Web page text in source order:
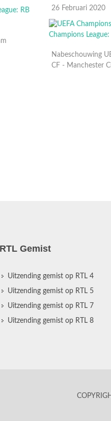
26 Februari 2020
Nabeschouwing
CF - Manchester
RTL Gemist
Uitzending gemist op RTL 4
Uitzending gemist op RTL 5
Uitzending gemist op RTL 7
Uitzending gemist op RTL 8